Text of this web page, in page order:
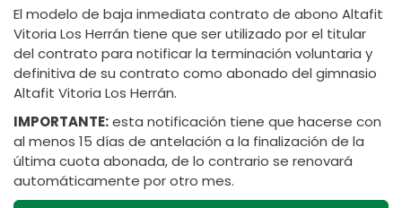
El modelo de baja inmediata contrato de abono Altafit
Vitoria Los Herrán tiene que ser utilizado por el titular
del contrato para notificar la terminación voluntaria y
definitiva de su contrato como abonado del gimnasio
Altafit Vitoria Los Herrán.
IMPORTANTE:esta notificación tiene que hacerse con
al menos 15 días de antelación a la finalización de la
última cuota abonada, de lo contrario se renovará
automáticamente por otro mes.